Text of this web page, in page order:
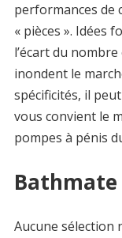
performances de
« pièces ». Idées
l’écart du
inondent le
spécificités, il
vous convient le
pompes à pénis
Aucune sélection